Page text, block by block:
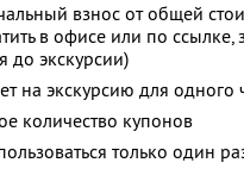
взнос от общей
в офисе или по
до экскурсии)
на экскурсию для одного
количество купонов
только один